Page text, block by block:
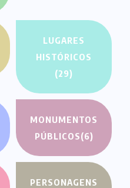
LUGARES
HISTÓRICOS
(29)
MONUMENTOS
PÚBLICOS(6)
PERSONAGENS